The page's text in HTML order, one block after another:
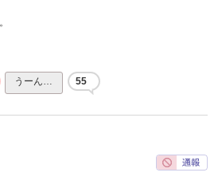
うーん… 55